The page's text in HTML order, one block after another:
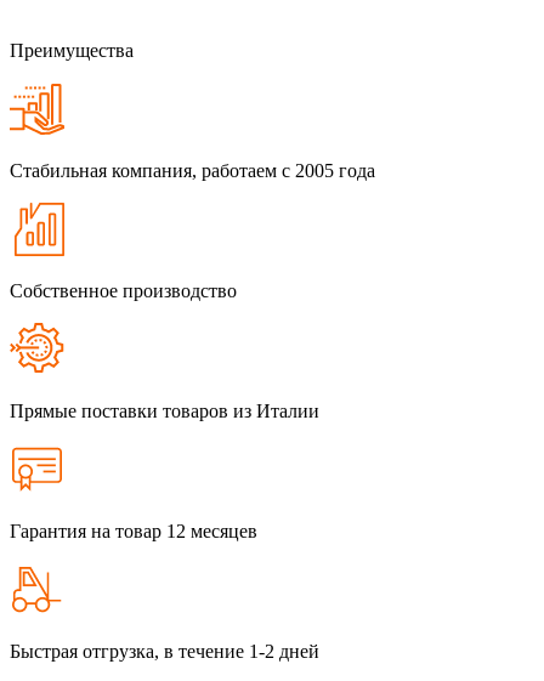
Преимущества
Стабильная компания, работаем с 2005 года
Собственное производство
Прямые поставки товаров из Италии
Гарантия на товар 12 месяцев
Быстрая отгрузка, в течение 1-2 дней